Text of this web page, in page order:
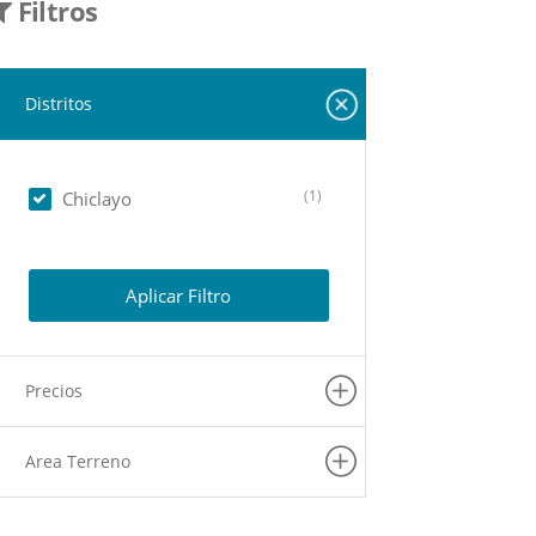
Filtros
Distritos
Chiclayo (1)
Aplicar Filtro
Precios
Area Terreno